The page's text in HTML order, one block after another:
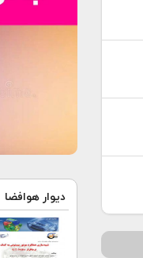
دیوار هوافضا